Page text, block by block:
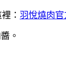
： 羽悅燒肉
。